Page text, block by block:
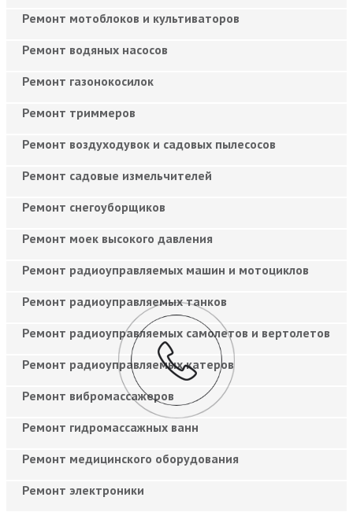
Ремонт мотоблоков и культиваторов
Ремонт водяных насосов
Ремонт газонокосилок
Ремонт триммеров
Ремонт воздуходувок и садовых пылесосов
Ремонт садовые измельчителей
Ремонт снегоуборщиков
Ремонт моек высокого давления
Ремонт радиоуправляемых машин и мотоциклов
Ремонт радиоуправляемых танков
Ремонт радиоуправляемых самолетов и вертолетов
Ремонт радиоуправляемых катеров
Ремонт вибромассажеров
Ремонт гидромассажных ванн
Ремонт медицинского оборудования
Ремонт электроники